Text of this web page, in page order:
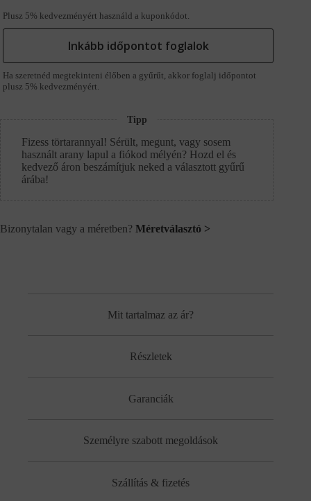
Plusz 5% kedvezményért használd a kuponkódot.
Inkább időpontot foglalok
Ha szeretnéd megtekinteni élőben a gyűrűt, akkor foglalj időpontot
plusz 5% kedvezményért.
Tipp
Fizess törtarannyal! Sérült, megunt, vagy sosem
használt arany lapul a fiókod mélyén? Hozd el és
kedvező áron beszámítjuk neked a választott gyűrű
árába!
Bizonytalan vagy a méretben? Méretválasztó >
Mit tartalmaz az ár?
Részletek
Garanciák
Személyre szabott megoldások
Szállítás & fizetés